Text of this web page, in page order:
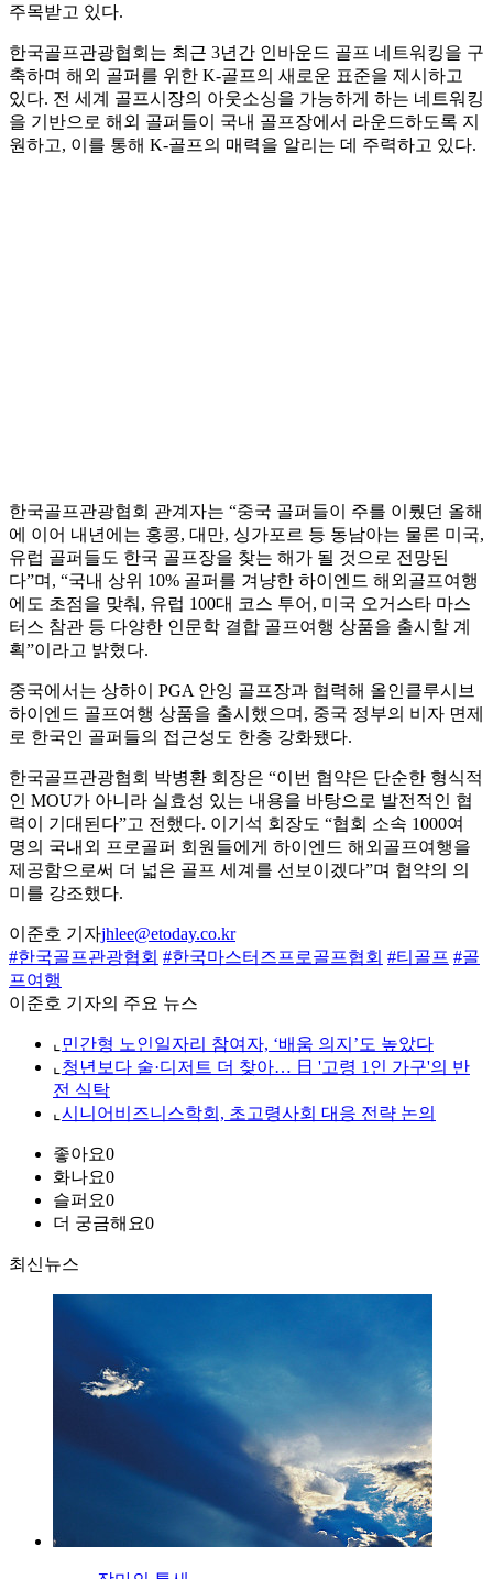
주목받고 있다.
한국골프관광협회는 최근 3년간 인바운드 골프 네트워킹을 구
축하며 해외 골퍼를 위한 K-골프의 새로운 표준을 제시하고
있다. 전 세계 골프시장의 아웃소싱을 가능하게 하는 네트워킹
을 기반으로 해외 골퍼들이 국내 골프장에서 라운드하도록 지
원하고, 이를 통해 K-골프의 매력을 알리는 데 주력하고 있다.
한국골프관광협회 관계자는 “중국 골퍼들이 주를 이뤘던 올해
에 이어 내년에는 홍콩, 대만, 싱가포르 등 동남아는 물론 미국,
유럽 골퍼들도 한국 골프장을 찾는 해가 될 것으로 전망된
다”며, “국내 상위 10% 골퍼를 겨냥한 하이엔드 해외골프여행
에도 초점을 맞춰, 유럽 100대 코스 투어, 미국 오거스타 마스
터스 참관 등 다양한 인문학 결합 골프여행 상품을 출시할 계
획”이라고 밝혔다.
중국에서는 상하이 PGA 안잉 골프장과 협력해 올인클루시브
하이엔드 골프여행 상품을 출시했으며, 중국 정부의 비자 면제
로 한국인 골퍼들의 접근성도 한층 강화됐다.
한국골프관광협회 박병환 회장은 “이번 협약은 단순한 형식적
인 MOU가 아니라 실효성 있는 내용을 바탕으로 발전적인 협
력이 기대된다”고 전했다. 이기석 회장도 “협회 소속 1000여
명의 국내외 프로골퍼 회원들에게 하이엔드 해외골프여행을
제공함으로써 더 넓은 골프 세계를 선보이겠다”며 협약의 의
미를 강조했다.
이준호 기자jhlee@etoday.co.kr
#한국골프관광협회 #한국마스터즈프로골프협회 #티골프 #골
프여행
이준호 기자의 주요 뉴스
⌞ 민간형 노인일자리 참여자, ‘배움 의지’도 높았다
⌞ 청년보다 술·디저트 더 찾아… 日 '고령 1인 가구'의 반
전 식탁
⌞ 시니어비즈니스학회, 초고령사회 대응 전략 논의
좋아요0
화나요0
슬퍼요0
더 궁금해요0
최신뉴스